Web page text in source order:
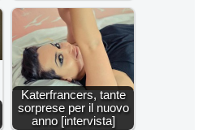
Katerfrancers, tante
sorprese per il nuovo
anno [intervista]